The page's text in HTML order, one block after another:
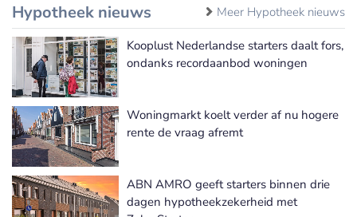
Hypotheek nieuws Meer Hypotheek nieuws
Kooplust Nederlandse starters daalt fors,
ondanks recordaanbod woningen
Woningmarkt koelt verder af nu hogere
rente de vraag afremt
ABN AMRO geeft starters binnen drie
dagen hypotheekzekerheid met